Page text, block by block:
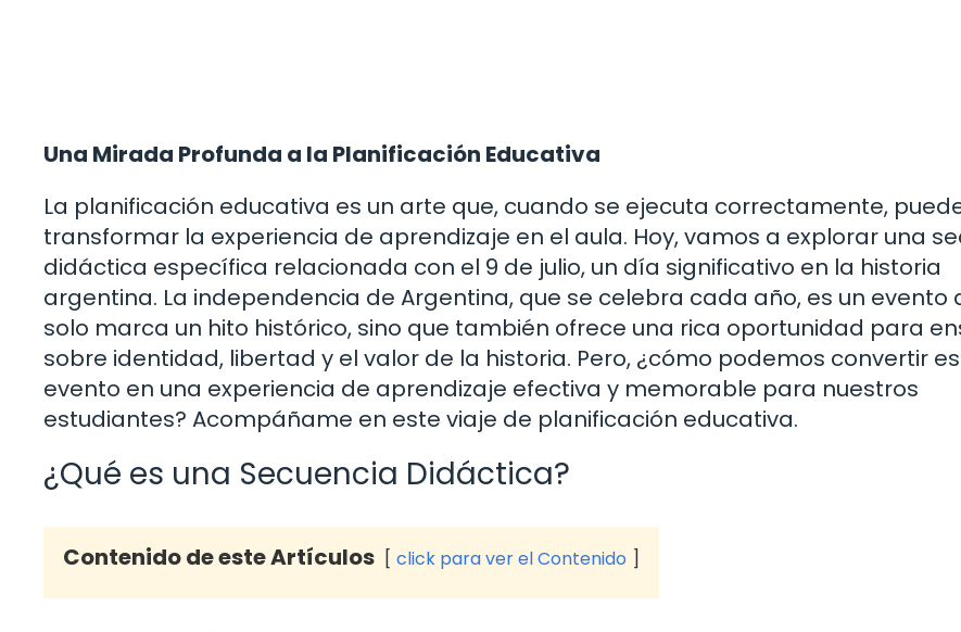
Una Mirada Profunda a la Planificación Educativa
La planificación educativa es un arte que, cuando se ejecuta correctamente,
transformar la experiencia de aprendizaje en el aula. Hoy, vamos a explorar una
didáctica específica relacionada con el 9 de julio, un día significativo en la historia
argentina. La independencia de Argentina, que se celebra cada año, es un evento
solo marca un hito histórico, sino que también ofrece una rica oportunidad para
sobre identidad, libertad y el valor de la historia. Pero, ¿cómo podemos convertir
evento en una experiencia de aprendizaje efectiva y memorable para nuestros
estudiantes? Acompáñame en este viaje de planificación educativa.
¿Qué es una Secuencia Didáctica?
Contenido de este Artículos click para ver el Contenido